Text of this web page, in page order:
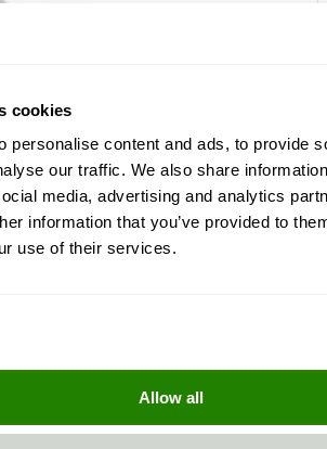
cookies
personalise content and ads, to provide
our traffic. We also share
media, advertising and analytics
information that you’ve provided to
use of their services.
Allow all
Schutzmaske Astro - Nova 1 / 2000 / 3
MwSt.
Schutzmaske Astro285,00 € 339,15 € inkl.
Schutzmaske Astro92,00 €
€ zzgl. MwSt. 635,94 € inkl. MwSt.